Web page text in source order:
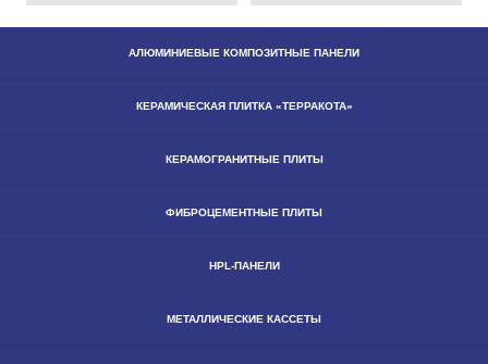
АЛЮМИНИЕВЫЕ КОМПОЗИТНЫЕ ПАНЕЛИ
КЕРАМИЧЕСКАЯ ПЛИТКА «ТЕРРАКОТА»
КЕРАМОГРАНИТНЫЕ ПЛИТЫ
ФИБРОЦЕМЕНТНЫЕ ПЛИТЫ
HPL-ПАНЕЛИ
МЕТАЛЛИЧЕСКИЕ КАССЕТЫ